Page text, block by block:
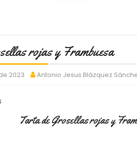
rojas y Frambuesa
2023 Antonio Jesus Blázquez
Tarta de Grosellas rojas y